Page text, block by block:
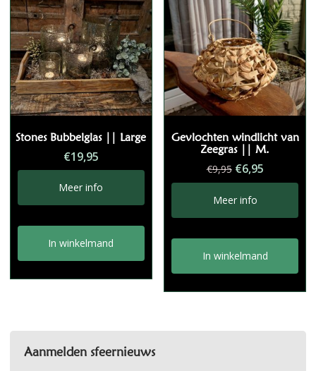
Stones Bubbelglas || Large
€19,95
Meer info
In winkelmand
Gevlochten windlicht van
Zeegras || M.
€9,95
prijs
was:
€9,95.
€6,95Huidige
prijs
€6,95.
Meer info
In winkelmand
Aanmelden sfeernieuws